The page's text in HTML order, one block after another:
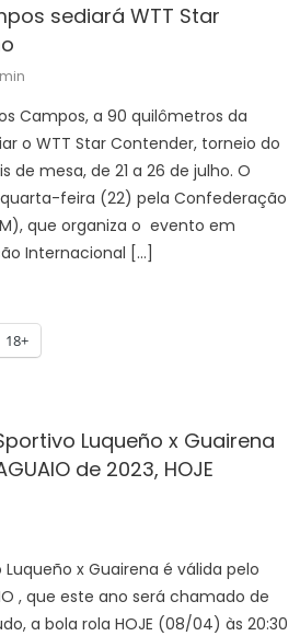
sediará WTT Star
Campos, a 90 quilômetros da
o WTT Star Contender, torneio do
mesa, de 21 a 26 de julho. O
feira (22) pela Confederação
que organiza o evento em
Internacional […]
18+
Luqueño x Guairena
de 2023, HOJE
x Guairena é válida pelo
, que este ano será chamado de
a bola rola HOJE (08/04) às 20:30